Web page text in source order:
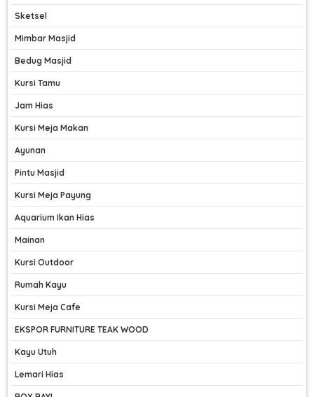
Sketsel
Mimbar Masjid
Bedug Masjid
Kursi Tamu
Jam Hias
Kursi Meja Makan
Ayunan
Pintu Masjid
Kursi Meja Payung
Aquarium Ikan Hias
Mainan
Kursi Outdoor
Rumah Kayu
Kursi Meja Cafe
EKSPOR FURNITURE TEAK WOOD
Kayu Utuh
Lemari Hias